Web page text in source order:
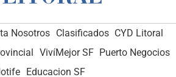
Nosotros Clasificados CYD Litoral
VivíMejor SF Puerto Negocios
Educacion SF